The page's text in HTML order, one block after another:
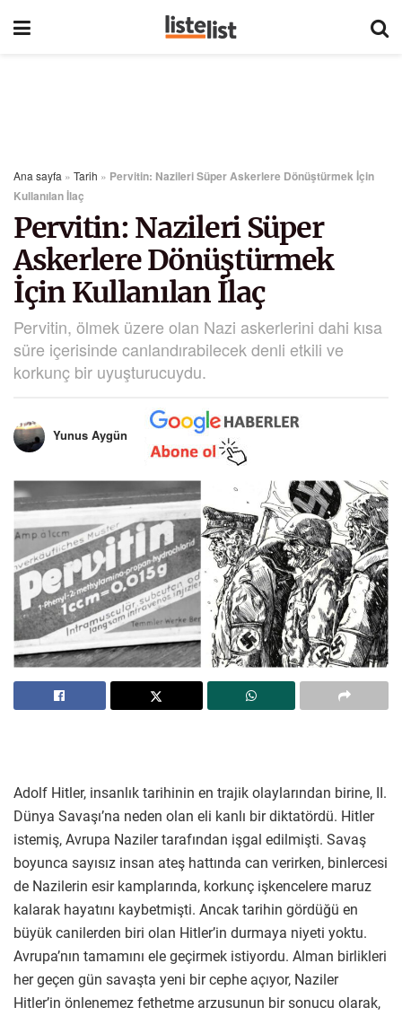
Ana sayfa » Tarih » Pervitin: Nazileri Süper Askerlere Dönüştürmek İçin
Kullanılan İlaç
Pervitin: Nazileri Süper
Askerlere Dönüştürmek
İçin Kullanılan İlaç
Pervitin, ölmek üzere olan Nazi askerlerini dahi kısa
süre içerisinde canlandırabilecek denli etkili ve
korkunç bir uyuşturucuydu.
Yunus Aygün
Adolf Hitler, insanlık tarihinin en trajik olaylarından birine, II.
Dünya Savaşı’na neden olan eli kanlı bir diktatördü. Hitler
istemiş, Avrupa Naziler tarafından işgal edilmişti. Savaş
boyunca sayısız insan ateş hattında can verirken, binlercesi
de Nazilerin esir kamplarında, korkunç işkencelere maruz
kalarak hayatını kaybetmişti. Ancak tarihin gördüğü en
büyük canilerden biri olan Hitler’in durmaya niyeti yoktu.
Avrupa’nın tamamını ele geçirmek istiyordu. Alman birlikleri
her geçen gün savaşta yeni bir cephe açıyor, Naziler
Hitler’in önlenemez fethetme arzusunun bir sonucu olarak,